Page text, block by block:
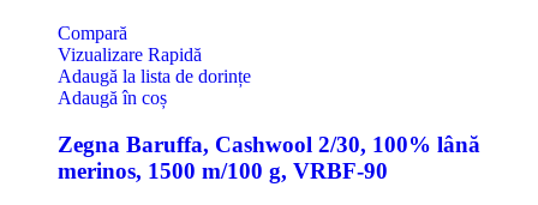
Compară
Vizualizare Rapidă
Adaugă la lista de dorințe
Adaugă în coș
Zegna Baruffa, Cashwool 2/30, 100% lână
merinos, 1500 m/100 g, VRBF-90